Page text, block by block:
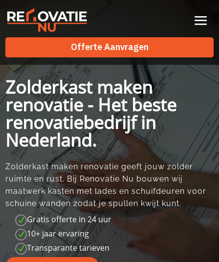
Offerte Aanvragen
Offerte Aanvragen
Zolderkast maken
renovatie - Het beste
renovatiebedrijf in
Nederland.
Zolderkast maken renovatie geeft jouw zolder
ruimte en rust.​ Bij Renovatie Nu bouwen wij
maatwerk kasten met lades en schuifdeuren voor
schuine wanden zodat je spullen kwijt kunt.​
N Gratis offerte in 24 uur
N 10+ jaar ervaring
N Transparante tarieven